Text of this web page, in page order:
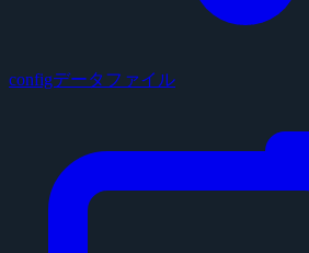
configデータファイル